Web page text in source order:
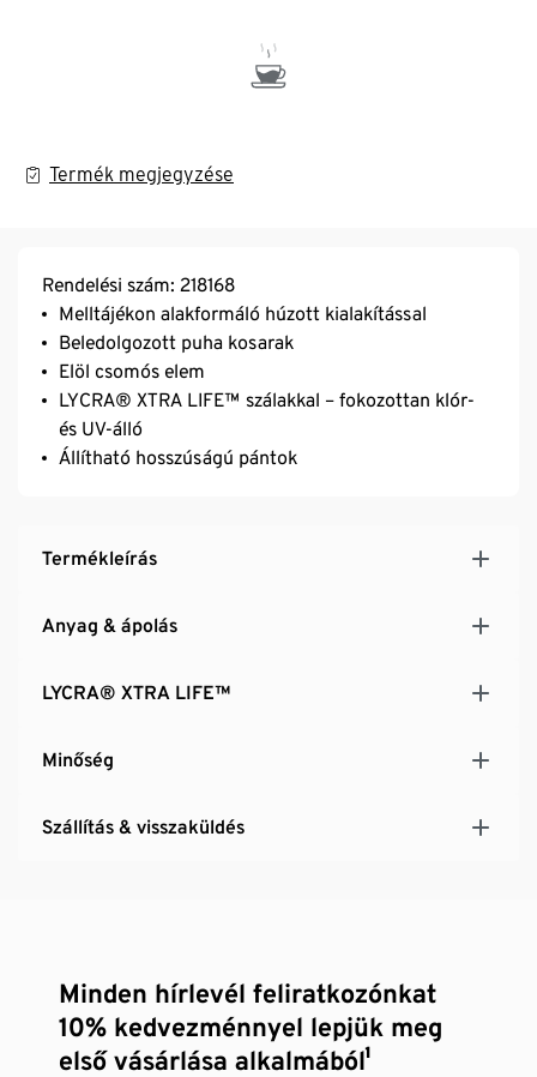
Termék megjegyzése
Rendelési szám: 218168
Melltájékon alakformáló húzott kialakítással
Beledolgozott puha kosarak
Elöl csomós elem
LYCRA® XTRA LIFE™ szálakkal – fokozottan klór-
és UV-álló
Állítható hosszúságú pántok
Termékleírás
Anyag & ápolás
LYCRA® XTRA LIFE™
Minőség
Szállítás & visszaküldés
Minden hírlevél feliratkozónkat
10% kedvezménnyel lepjük meg
első vásárlása alkalmából¹